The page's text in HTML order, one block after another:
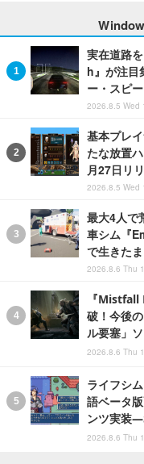
実在道路
h』が注
ー・スピ
2026.8.5 Wed
基本プレ
たな放置
月27日リ
2026.8.5 Wed
最大4人で
車シム『
で生きた
2026.8.6 Thu
『
破！今後
ル要塞」
2026.8.6 Thu
ライフシ
語ベータ
ンツ実装
2026.8.6 Thu